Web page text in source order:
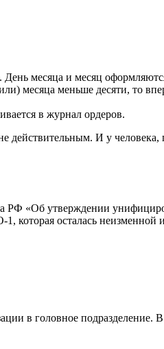
месяца и месяц
меньше десяти, то
в журнал ордеров.
действительным. И у
РФ «Об утверждении
которая осталась неизменной
в головное подразделение.